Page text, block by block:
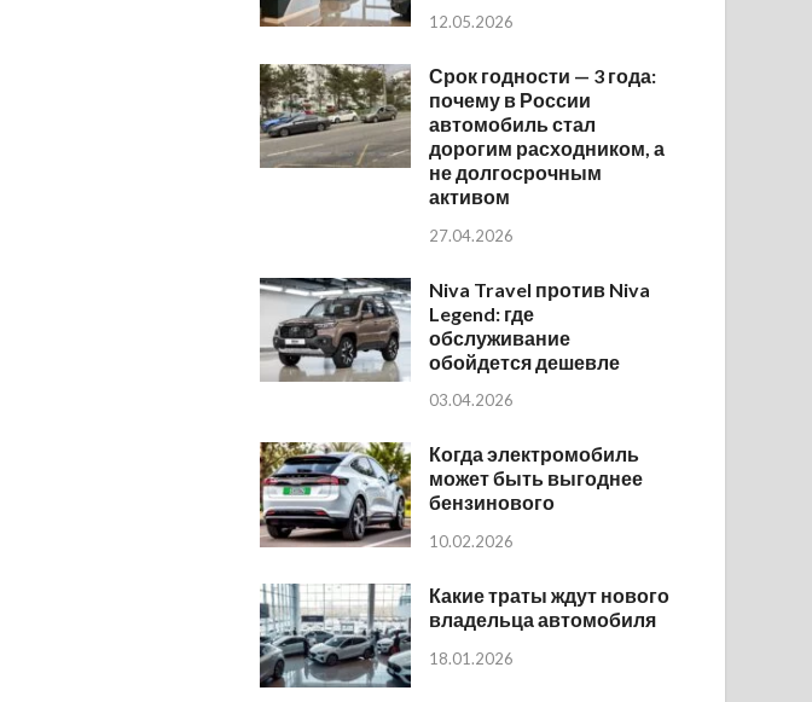
12.05.2026
Срок годности — 3 года:
почему в России
автомобиль стал
дорогим расходником, а
не долгосрочным
активом
27.04.2026
Niva Travel против Niva
Legend: где
обслуживание
обойдется дешевле
03.04.2026
Когда электромобиль
может быть выгоднее
бензинового
10.02.2026
Какие траты ждут нового
владельца автомобиля
18.01.2026